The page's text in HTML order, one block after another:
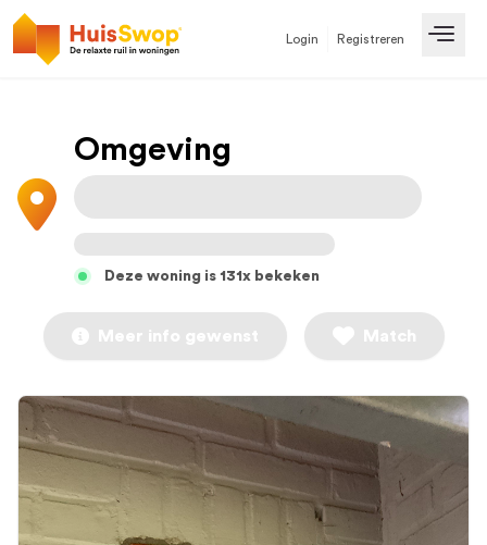
Login Registreren
Omgeving
Deze woning is 131x bekeken
Meer info gewenst Match